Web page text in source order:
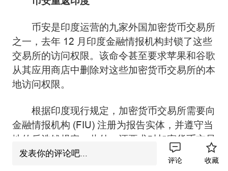
币安是印度运营的九家外国加密货币交易所
之一，去年 12 月印度金融情报机构封锁了这些
交易所的访问权限。该命令甚至要求苹果和谷歌
从其应用商店中删除对这些加密货币交易所的本
地访问权限。
根据印度现行规定，加密货币交易所需要向
金融情报机构 (FIU) 注册为报告实体，并遵守当
地的反洗钱规定。此外，还要求对加密货币交易
和利润预扣税款。
发表你的评论吧...
评论 收藏